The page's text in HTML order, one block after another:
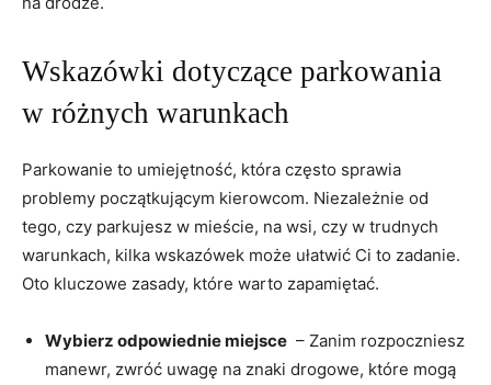
Wskazówki dotyczące parkowania
w różnych‍ warunkach
Parkowanie to ​umiejętność, która często sprawia
problemy początkującym kierowcom. Niezależnie od
tego, czy parkujesz w mieście, na wsi,​ czy ​w trudnych
warunkach, kilka wskazówek może ułatwić Ci to ‍zadanie.
Oto ‌kluczowe zasady, które warto⁣ zapamiętać.
Wybierz odpowiednie miejsce ​ – ‌Zanim rozpoczniesz
manewr, zwróć uwagę ⁤na znaki drogowe, które ‍mogą